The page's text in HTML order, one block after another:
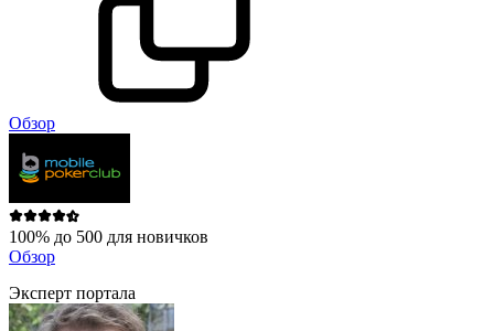
Обзор
100% до 500 для новичков
Обзор
Эксперт портала